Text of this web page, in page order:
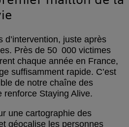
d’intervention, juste après
Près de 50 000 victimes
chaque année en France,
suffisamment rapide. C’est
de notre chaîne des
renforce Staying Alive.
une cartographie des
géocalise les personnes